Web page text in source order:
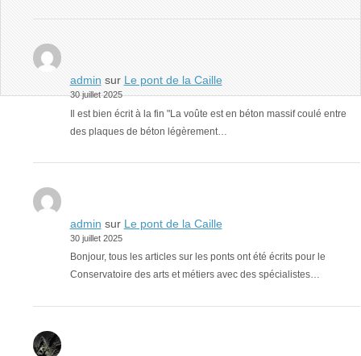
admin sur Le pont de la Caille
30 juillet 2025
Il est bien écrit à la fin "La voûte est en béton massif coulé entre
des plaques de béton légèrement…
admin sur Le pont de la Caille
30 juillet 2025
Bonjour, tous les articles sur les ponts ont été écrits pour le
Conservatoire des arts et métiers avec des spécialistes…